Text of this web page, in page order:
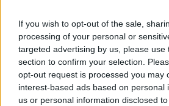
If you wish to opt-out of the sale,
processing of your personal or
targeted advertising by us, please use
section to confirm your selection.
opt-out request is processed you may
interest-based ads based on personal
us or personal information disclosed
Případ poškozeného čerpadla tak
technické závady. Navazuje na sérii
veřejný majetek v Příbrami se stále
doplácí na nezodpovědné chování části
na Dvořákově nábřeží jsou sice opět
zůstává, jak dlouho vydrží bez dalšího